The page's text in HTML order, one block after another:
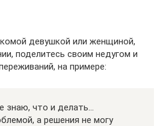
девушкой или женщиной,
поделитесь своим недугом и
на примере:
знаю, что и делать…
а решения не могу